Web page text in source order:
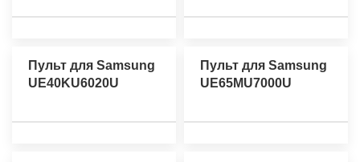
Пульт для Samsung
UE40KU6020U
Пульт для Samsung
UE65MU7000U